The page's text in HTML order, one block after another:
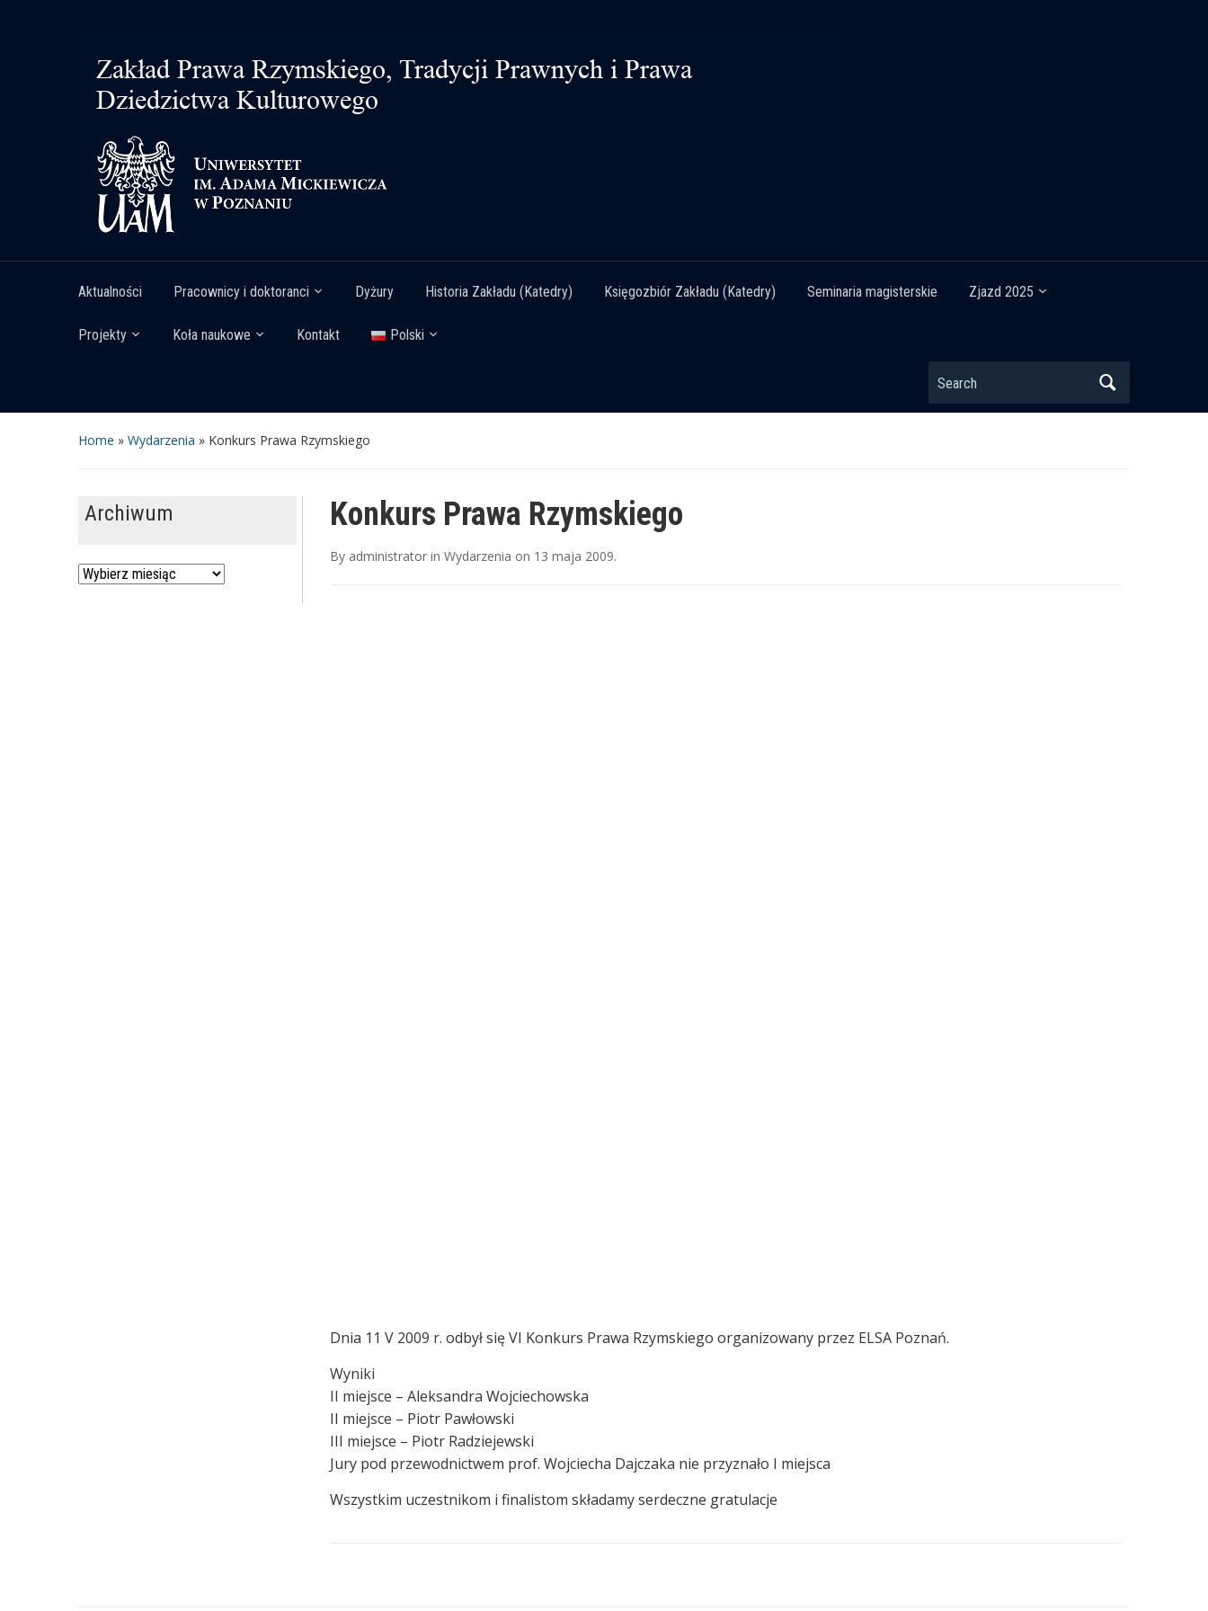
Aktualności Pracownicy i doktoranci Dyżury Historia Zakładu (Katedry) Księgozbiór Zakładu (Katedry) Seminaria magisterskie Zjazd 2025
Projekty Koła naukowe Kontakt Polski
Search
Home » Wydarzenia » Konkurs Prawa Rzymskiego
Archiwum
Archiwum
Konkurs Prawa Rzymskiego
By administrator in Wydarzenia on 13 maja 2009.
Dnia 11 V 2009 r. odbył się VI Konkurs Prawa Rzymskiego organizowany przez ELSA Poznań.
Wyniki
II miejsce – Aleksandra Wojciechowska
II miejsce – Piotr Pawłowski
III miejsce – Piotr Radziejewski
Jury pod przewodnictwem prof. Wojciecha Dajczaka nie przyznało I miejsca
Wszystkim uczestnikom i finalistom składamy serdeczne gratulacje